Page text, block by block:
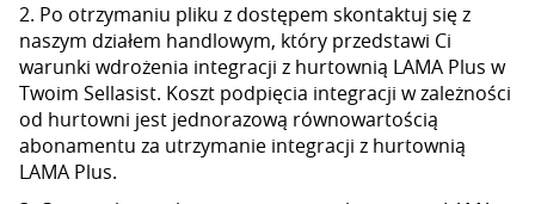
2. Po otrzymaniu pliku z dostępem skontaktuj się z
naszym działem handlowym, który przedstawi Ci
warunki wdrożenia integracji z hurtownią LAMA Plus w
Twoim Sellasist. Koszt podpięcia integracji w zależności
od hurtowni jest jednorazową równowartością
abonamentu za utrzymanie integracji z hurtownią
LAMA Plus.